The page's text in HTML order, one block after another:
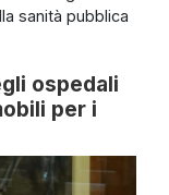
sanità pubblica
ospedali
per i